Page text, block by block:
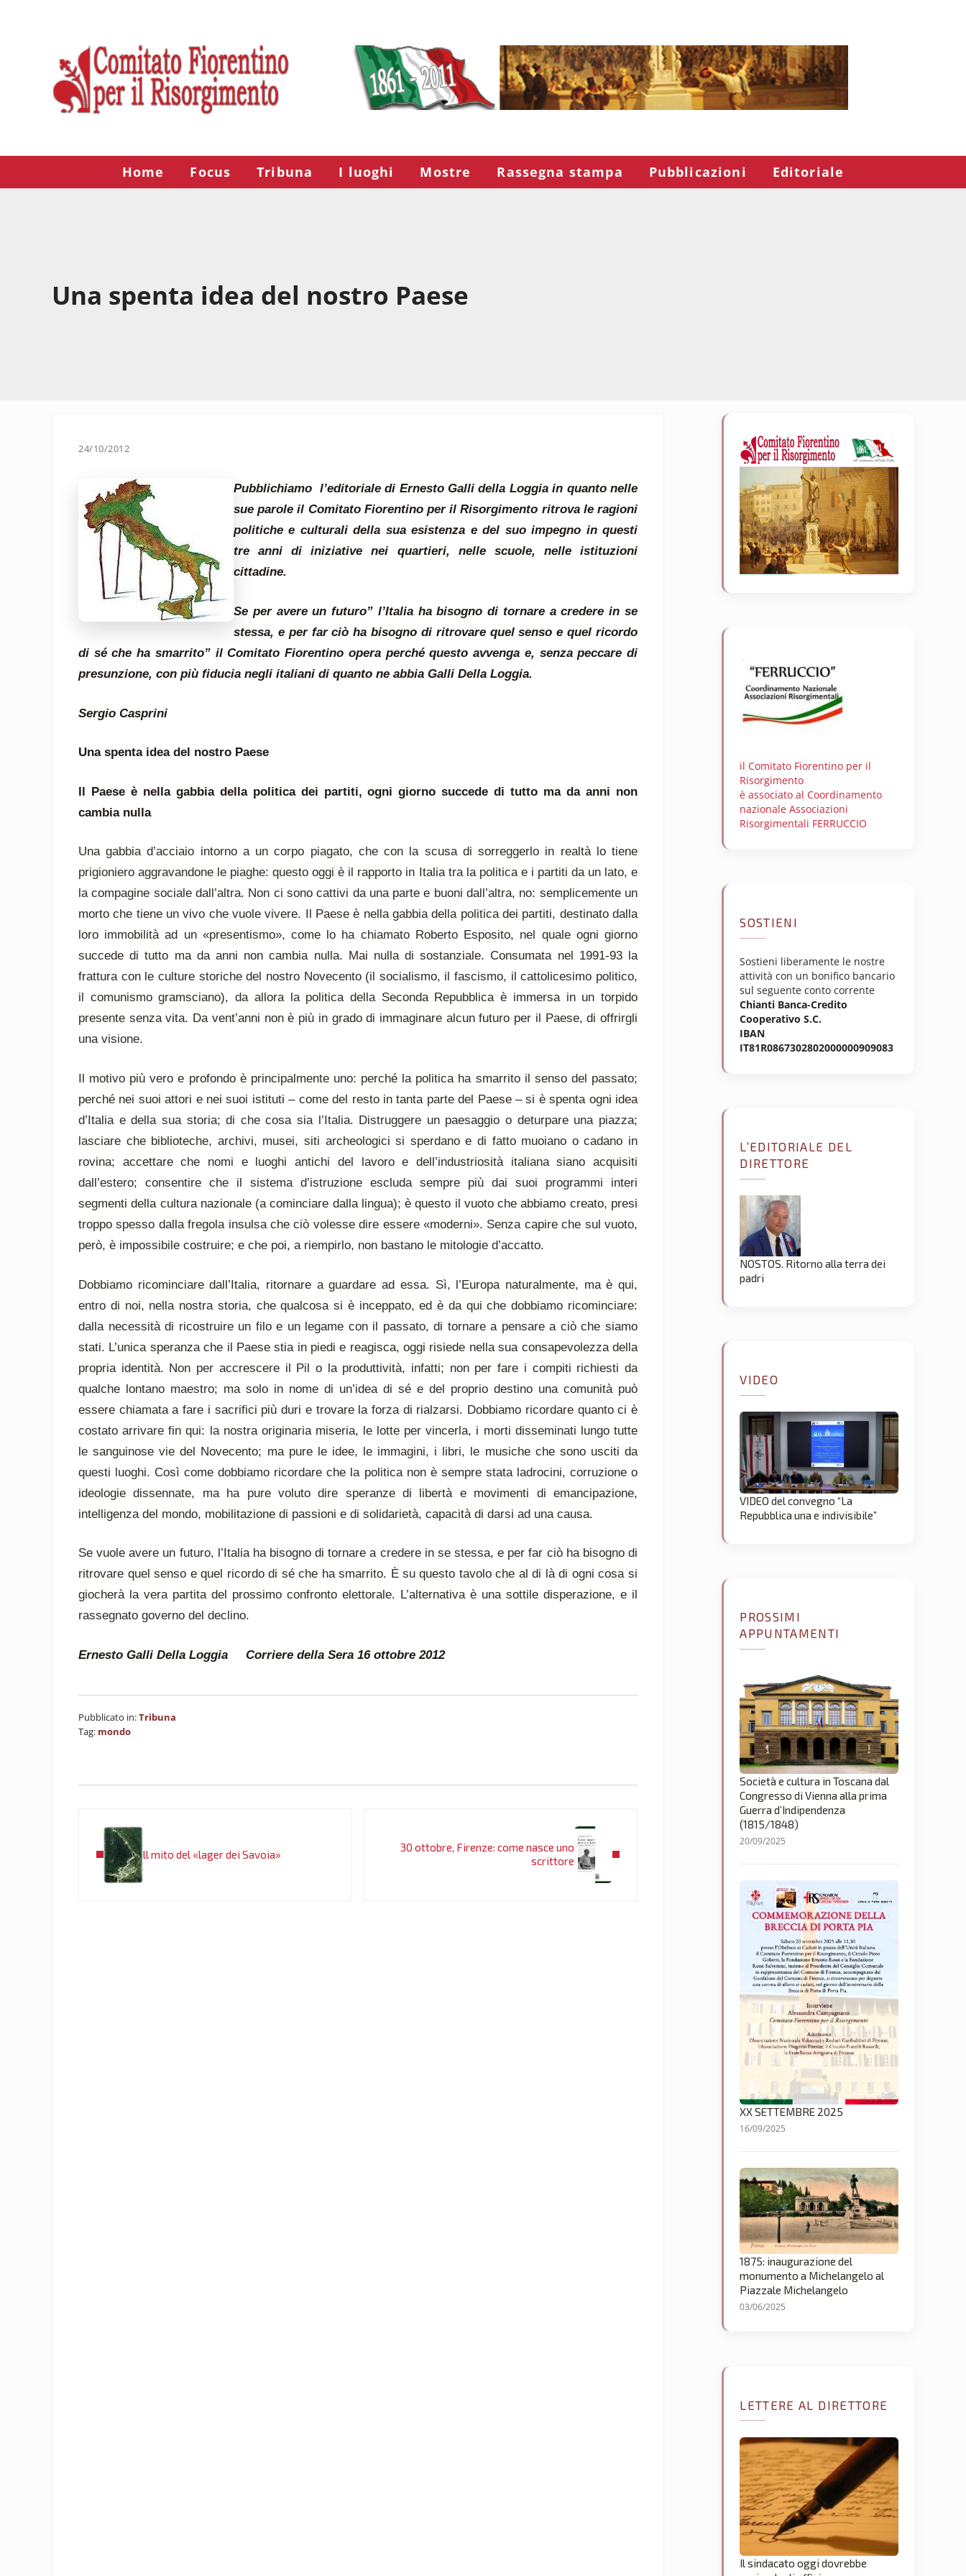
Home Focus Tribuna I luoghi Mostre Rassegna stampa Pubblicazioni Editoriale
Una spenta idea del nostro Paese
24/10/2012
Pubblichiamo l’editoriale di Ernesto Galli della Loggia in quanto nelle
sue parole il Comitato Fiorentino per il Risorgimento ritrova le ragioni
politiche e culturali della sua esistenza e del suo impegno in questi
tre anni di iniziative nei quartieri, nelle scuole, nelle istituzioni
cittadine.
Se per avere un futuro” l’Italia ha bisogno di tornare a credere in se
stessa, e per far ciò ha bisogno di ritrovare quel senso e quel ricordo
di sé che ha smarrito” il Comitato Fiorentino opera perché questo avvenga e, senza peccare di
presunzione, con più fiducia negli italiani di quanto ne abbia Galli Della Loggia.
Sergio Casprini
Una spenta idea del nostro Paese
Il Paese è nella gabbia della politica dei partiti, ogni giorno succede di tutto ma da anni non
cambia nulla
Una gabbia d’acciaio intorno a un corpo piagato, che con la scusa di sorreggerlo in realtà lo tiene
prigioniero aggravandone le piaghe: questo oggi è il rapporto in Italia tra la politica e i partiti da un lato, e
la compagine sociale dall’altra. Non ci sono cattivi da una parte e buoni dall’altra, no: semplicemente un
morto che tiene un vivo che vuole vivere. Il Paese è nella gabbia della politica dei partiti, destinato dalla
loro immobilità ad un «presentismo», come lo ha chiamato Roberto Esposito, nel quale ogni giorno
succede di tutto ma da anni non cambia nulla. Mai nulla di sostanziale. Consumata nel 1991-93 la
frattura con le culture storiche del nostro Novecento (il socialismo, il fascismo, il cattolicesimo politico,
il comunismo gramsciano), da allora la politica della Seconda Repubblica è immersa in un torpido
presente senza vita. Da vent’anni non è più in grado di immaginare alcun futuro per il Paese, di offrirgli
una visione.
Il motivo più vero e profondo è principalmente uno: perché la politica ha smarrito il senso del passato;
perché nei suoi attori e nei suoi istituti – come del resto in tanta parte del Paese – si è spenta ogni idea
d’Italia e della sua storia; di che cosa sia l’Italia. Distruggere un paesaggio o deturpare una piazza;
lasciare che biblioteche, archivi, musei, siti archeologici si sperdano e di fatto muoiano o cadano in
rovina; accettare che nomi e luoghi antichi del lavoro e dell’industriosità italiana siano acquisiti
dall’estero; consentire che il sistema d’istruzione escluda sempre più dai suoi programmi interi
segmenti della cultura nazionale (a cominciare dalla lingua); è questo il vuoto che abbiamo creato, presi
troppo spesso dalla fregola insulsa che ciò volesse dire essere «moderni». Senza capire che sul vuoto,
però, è impossibile costruire; e che poi, a riempirlo, non bastano le mitologie d’accatto.
Dobbiamo ricominciare dall’Italia, ritornare a guardare ad essa. Sì, l’Europa naturalmente, ma è qui,
entro di noi, nella nostra storia, che qualcosa si è inceppato, ed è da qui che dobbiamo ricominciare:
dalla necessità di ricostruire un filo e un legame con il passato, di tornare a pensare a ciò che siamo
stati. L’unica speranza che il Paese stia in piedi e reagisca, oggi risiede nella sua consapevolezza della
propria identità. Non per accrescere il Pil o la produttività, infatti; non per fare i compiti richiesti da
qualche lontano maestro; ma solo in nome di un’idea di sé e del proprio destino una comunità può
essere chiamata a fare i sacrifici più duri e trovare la forza di rialzarsi. Dobbiamo ricordare quanto ci è
costato arrivare fin qui: la nostra originaria miseria, le lotte per vincerla, i morti disseminati lungo tutte
le sanguinose vie del Novecento; ma pure le idee, le immagini, i libri, le musiche che sono usciti da
questi luoghi. Così come dobbiamo ricordare che la politica non è sempre stata ladrocini, corruzione o
ideologie dissennate, ma ha pure voluto dire speranze di libertà e movimenti di emancipazione,
intelligenza del mondo, mobilitazione di passioni e di solidarietà, capacità di darsi ad una causa.
Se vuole avere un futuro, l’Italia ha bisogno di tornare a credere in se stessa, e per far ciò ha bisogno di
ritrovare quel senso e quel ricordo di sé che ha smarrito. È su questo tavolo che al di là di ogni cosa si
giocherà la vera partita del prossimo confronto elettorale. L’alternativa è una sottile disperazione, e il
rassegnato governo del declino.
Ernesto Galli Della Loggia Corriere della Sera 16 ottobre 2012
Pubblicato in:Tribuna
Tag: mondo
ll mito del «lager dei Savoia»
30 ottobre, Firenze: come nasce uno
scrittore
Sidebar
il Comitato Fiorentino per il
Risorgimento
è associato al Coordinamento
nazionale Associazioni
Risorgimentali FERRUCCIO
SOSTIENI
Sostieni liberamente le nostre
attività con un bonifico bancario
sul seguente conto corrente
Chianti Banca-Credito
Cooperativo S.C.
IBAN
IT81R0867302802000000909083
L’EDITORIALE DEL
DIRETTORE
NOSTOS. Ritorno alla terra dei
padri
VIDEO
VIDEO del convegno “La
Repubblica una e indivisibile”
PROSSIMI
APPUNTAMENTI
Società e cultura in Toscana dal
Congresso di Vienna alla prima
Guerra d’Indipendenza
(1815/1848)
20/09/2025
XX SETTEMBRE 2025
16/09/2025
1875: inaugurazione del
monumento a Michelangelo al
Piazzale Michelangelo
03/06/2025
LETTERE AL DIRETTORE
Il sindacato oggi dovrebbe